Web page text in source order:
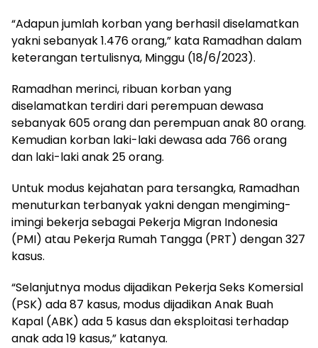
“Adapun jumlah korban yang berhasil diselamatkan
yakni sebanyak 1.476 orang,” kata Ramadhan dalam
keterangan tertulisnya, Minggu (18/6/2023).
Ramadhan merinci, ribuan korban yang
diselamatkan terdiri dari perempuan dewasa
sebanyak 605 orang dan perempuan anak 80 orang.
Kemudian korban laki-laki dewasa ada 766 orang
dan laki-laki anak 25 orang.
Untuk modus kejahatan para tersangka, Ramadhan
menuturkan terbanyak yakni dengan mengiming-
imingi bekerja sebagai Pekerja Migran Indonesia
(PMI) atau Pekerja Rumah Tangga (PRT) dengan 327
kasus.
“Selanjutnya modus dijadikan Pekerja Seks Komersial
(PSK) ada 87 kasus, modus dijadikan Anak Buah
Kapal (ABK) ada 5 kasus dan eksploitasi terhadap
anak ada 19 kasus,” katanya.